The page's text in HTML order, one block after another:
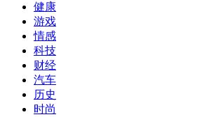
健康
游戏
情感
科技
财经
汽车
历史
时尚